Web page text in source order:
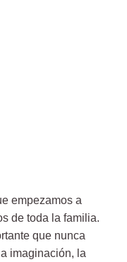
empezamos a
de toda la familia.
que nunca
imaginación, la